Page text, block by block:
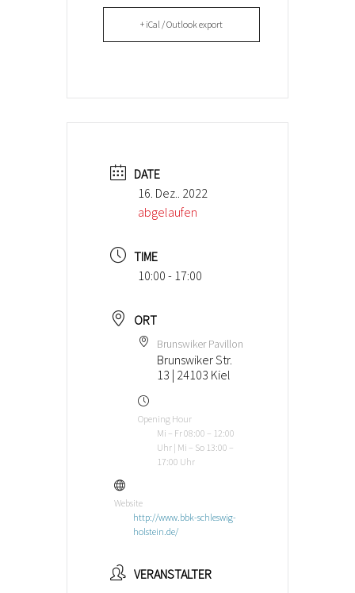
+ iCal / Outlook export
DATE
16. Dez.. 2022
abgelaufen
TIME
10:00 - 17:00
ORT
Brunswiker Pavillon
Brunswiker Str.
13 | 24103 Kiel
Opening Hour
Mi – Fr 08:00 – 12:00
Uhr | Mi – So 13:00 –
17:00 Uhr
Website
http://www.bbk-schleswig-
holstein.de/
VERANSTALTER